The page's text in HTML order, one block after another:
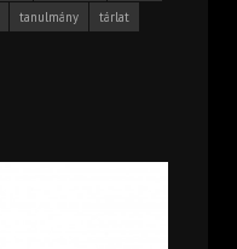
tanulmány
tárlat